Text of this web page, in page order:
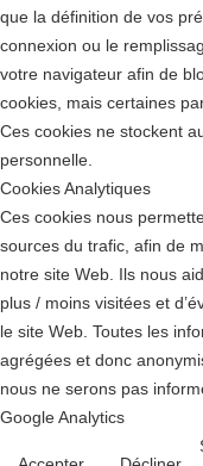
que la définition de vos
connexion ou le
votre navigateur afin de
cookies, mais certaines
Ces cookies ne stockent
personnelle.
Cookies Analytiques
Ces cookies nous
sources du trafic, afin de
notre site Web. Ils nous
plus / moins visitées et
le site Web. Toutes les
agrégées et donc
nous ne serons pas
Google Analytics